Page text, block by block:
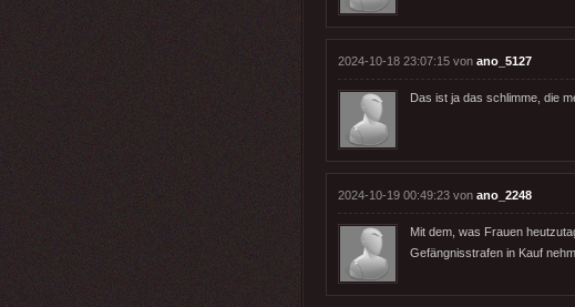
2024-10-18 23:07:15 von ano_5127
Das ist ja das schlimme, die
2024-10-19 00:49:23 von ano_2248
Mit dem, was Frauen
Gefängnisstrafen in Kauf